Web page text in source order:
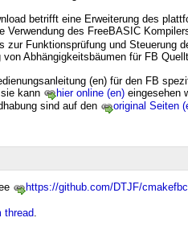
betrifft eine Erweiterung des
Verwendung des FreeBASIC
zur Funktionsprüfung und Steuerung
Abhängigkeitsbäumen für FB
(en) für den FB
kann hier online (en) eingesehen
sind auf den
original Seiten
https://github.com/DTJF/cmakefbc
thread